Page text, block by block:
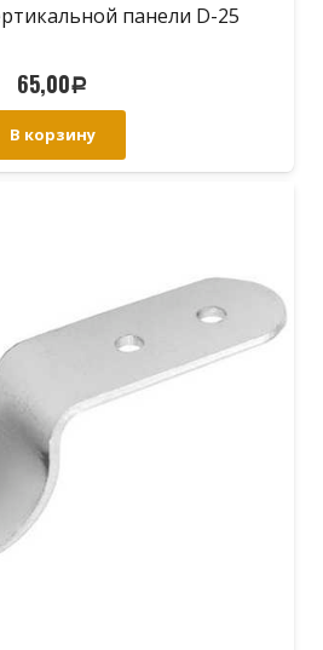
панели D-25
65,00Р
В корзину